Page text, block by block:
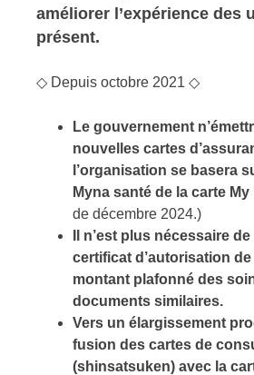
améliorer l’expérience des
présent.
◇ Depuis octobre 2021 ◇
Le gouvernement
nouvelles cartes
l’organisation se basera
Myna santé de la carte My
de décembre 2024.)
Il n’est plus nécessaire
certificat d’autorisation
montant plafonné des
documents similaires.
Vers un élargissement
fusion des cartes de
(shinsatsuken) avec la